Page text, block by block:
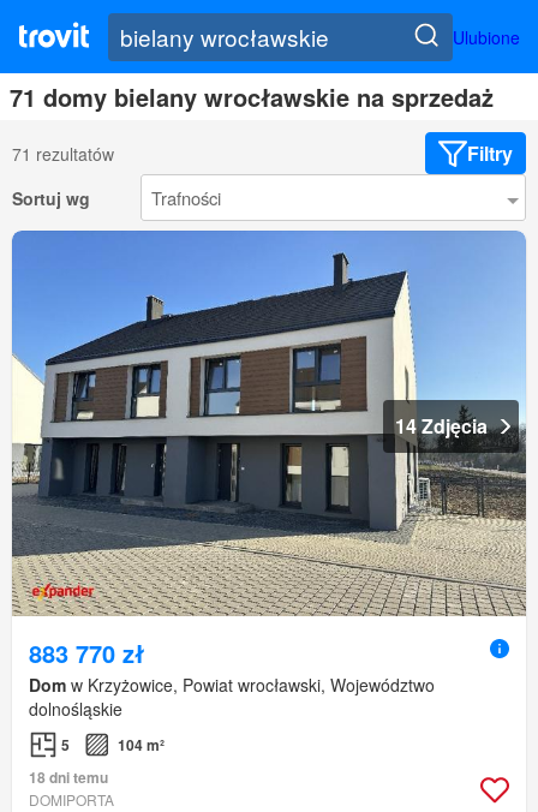
Ulubione
71 domy bielany wrocławskie na sprzedaż
71 rezultatów Filtry
Sortuj wg
14 Zdjęcia
883 770 zł
Dom w Krzyżowice, Powiat wrocławski, Województwo
dolnośląskie
5
104 m²
18 dni temu
DOMIPORTA